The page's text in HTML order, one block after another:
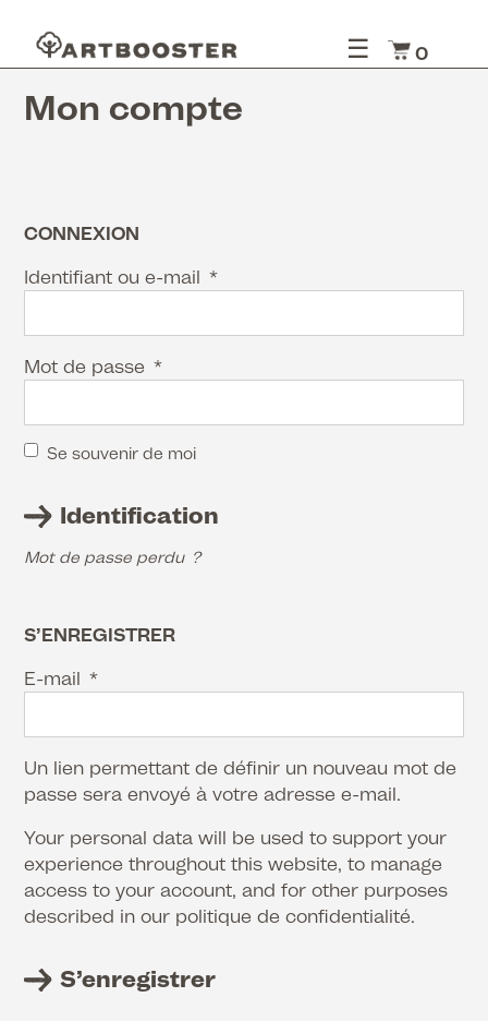
☰ 0
Mon compte
CONNEXION
Identifiant ou e-mail*
Mot de passe*
Se souvenir de moi
Identification
Mot de passe perdu ?
S’ENREGISTRER
E-mail*
Un lien permettant de définir un nouveau mot de
passe sera envoyé à votre adresse e-mail.
Your personal data will be used to support your
experience throughout this website, to manage
access to your account, and for other purposes
described in our politique de confidentialité.
S’enregistrer